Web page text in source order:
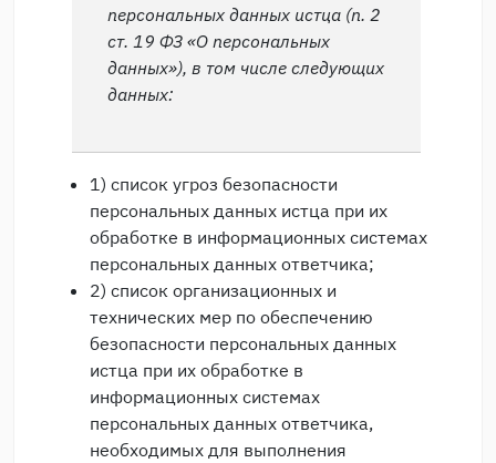
персональных данных истца (п. 2
ст. 19 ФЗ «О персональных
данных»), в том числе следующих
данных:
1) список угроз безопасности
персональных данных истца при их
обработке в информационных системах
персональных данных ответчика;
2) список организационных и
технических мер по обеспечению
безопасности персональных данных
истца при их обработке в
информационных системах
персональных данных ответчика,
необходимых для выполнения